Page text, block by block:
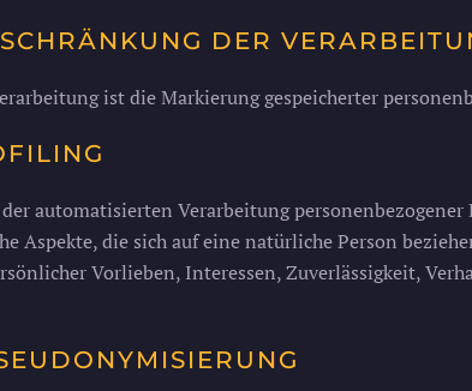
DER
ist die Markierung gespeicherter
automatisierten Verarbeitung
Aspekte, die sich auf eine natürliche Person
Vorlieben, Interessen, Zuverlässigkeit,